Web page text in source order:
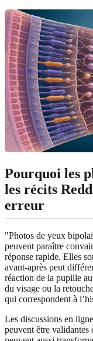
Pourquoi les
les récits
erreur
"Photos de yeux
peuvent paraître
réponse rapide. Elles
avant-après peut
réaction de la pupille
du visage ou la
qui correspondent à
Les discussions en
peuvent être validantes